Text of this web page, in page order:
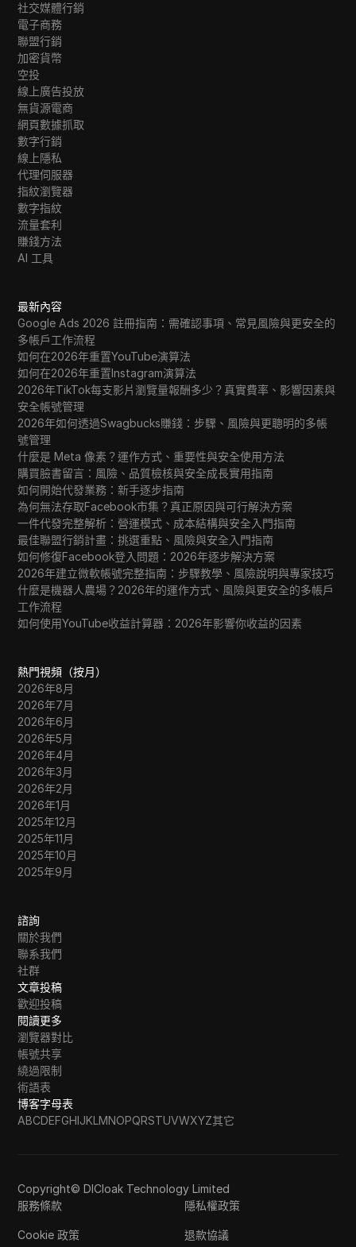
社交媒體行銷
電子商務
聯盟行銷
加密貨幣
空投
線上廣告投放
無貨源電商
網頁數據抓取
數字行銷
線上隱私
代理伺服器
指紋瀏覽器
數字指紋
流量套利
賺錢方法
AI 工具
最新內容
Google Ads 2026 註冊指南：需確認事項、常見風險與更安全的
多帳戶工作流程
如何在2026年重置YouTube演算法
如何在2026年重置Instagram演算法
2026年TikTok每支影片瀏覽量報酬多少？真實費率、影響因素與
安全帳號管理
2026年如何透過Swagbucks賺錢：步驟、風險與更聰明的多帳
號管理
什麼是 Meta 像素？運作方式、重要性與安全使用方法
購買臉書留言：風險、品質檢核與安全成長實用指南
如何開始代發業務：新手逐步指南
為何無法存取Facebook市集？真正原因與可行解決方案
一件代發完整解析：營運模式、成本結構與安全入門指南
最佳聯盟行銷計畫：挑選重點、風險與安全入門指南
如何修復Facebook登入問題：2026年逐步解決方案
2026年建立微軟帳號完整指南：步驟教學、風險說明與專家技巧
什麼是機器人農場？2026年的運作方式、風險與更安全的多帳戶
工作流程
如何使用YouTube收益計算器：2026年影響你收益的因素
熱門視頻（按月）
2026年8月
2026年7月
2026年6月
2026年5月
2026年4月
2026年3月
2026年2月
2026年1月
2025年12月
2025年11月
2025年10月
2025年9月
諮詢
關於我們
聯系我們
社群
文章投稿
歡迎投稿
閱讀更多
瀏覽器對比
帳號共享
繞過限制
術語表
博客字母表
ABCDEFGHIJKLMNOPQRSTUVWXYZ其它
Copyright© DICloak Technology Limited
服務條款
隱私權政策
Cookie 政策 退款協議